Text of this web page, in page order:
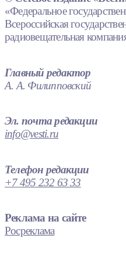
«Федеральное
Всероссийская
радиовещательная
Главный редактор
А. А. Филипповский
Эл. почта редакции
info@vesti.ru
Телефон редакции
+7 495 232 63 33
Реклама на сайте
Росреклама